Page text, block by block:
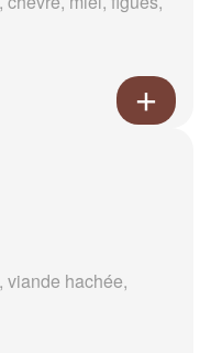
viande hachée,